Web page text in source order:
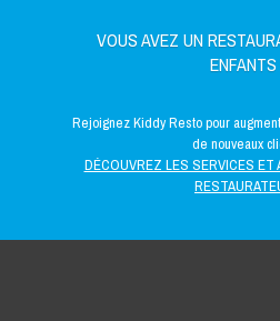
VOUS AVEZ UN
Rejoignez Kiddy Resto pour
de nouveaux
DÉCOUVREZ LES SERVICES ET